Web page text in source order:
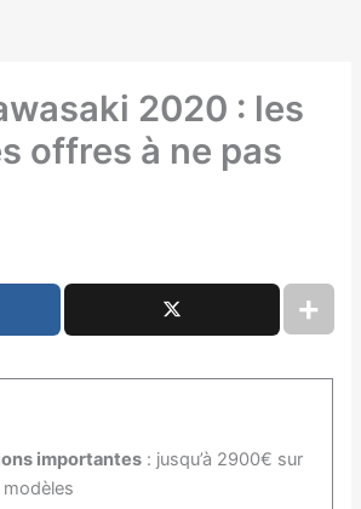
2020 : les
offres à ne pas
importantes: jusqu’à 2900€ sur